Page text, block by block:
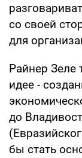
со своей
для
Райнер Зеле
идее -
до
бы стать